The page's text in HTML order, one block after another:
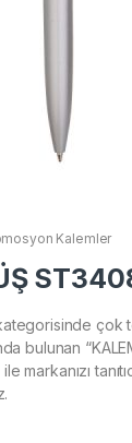
Kalemler
çok
bulunan
markanızı